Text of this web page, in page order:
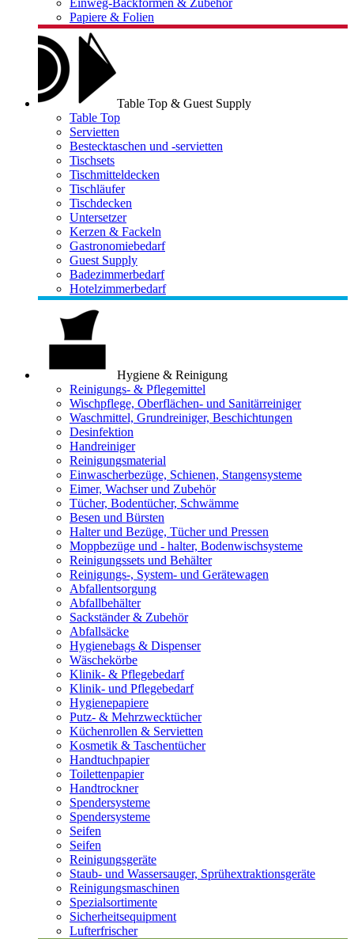
Einweg-Backformen & Zubehör
Papiere & Folien
Table Top & Guest Supply
Table Top
Servietten
Bestecktaschen und -servietten
Tischsets
Tischmitteldecken
Tischläufer
Tischdecken
Untersetzer
Kerzen & Fackeln
Gastronomiebedarf
Guest Supply
Badezimmerbedarf
Hotelzimmerbedarf
Hygiene & Reinigung
Reinigungs- & Pflegemittel
Wischpflege, Oberflächen- und Sanitärreiniger
Waschmittel, Grundreiniger, Beschichtungen
Desinfektion
Handreiniger
Reinigungsmaterial
Einwascherbezüge, Schienen, Stangensysteme
Eimer, Wachser und Zubehör
Tücher, Bodentücher, Schwämme
Besen und Bürsten
Halter und Bezüge, Tücher und Pressen
Moppbezüge und - halter, Bodenwischsysteme
Reinigungssets und Behälter
Reinigungs-, System- und Gerätewagen
Abfallentsorgung
Abfallbehälter
Sackständer & Zubehör
Abfallsäcke
Hygienebags & Dispenser
Wäschekörbe
Klinik- & Pflegebedarf
Klinik- und Pflegebedarf
Hygienepapiere
Putz- & Mehrzwecktücher
Küchenrollen & Servietten
Kosmetik & Taschentücher
Handtuchpapier
Toilettenpapier
Handtrockner
Spendersysteme
Spendersysteme
Seifen
Seifen
Reinigungsgeräte
Staub- und Wassersauger, Sprühextraktionsgeräte
Reinigungsmaschinen
Spezialsortimente
Sicherheitsequipment
Lufterfrischer